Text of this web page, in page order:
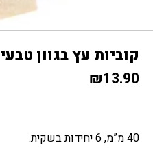
קוביות עץ בגוון טבעי 40 מ”מ
₪13.90
40 מ”מ, 6 יחידות בשקית.